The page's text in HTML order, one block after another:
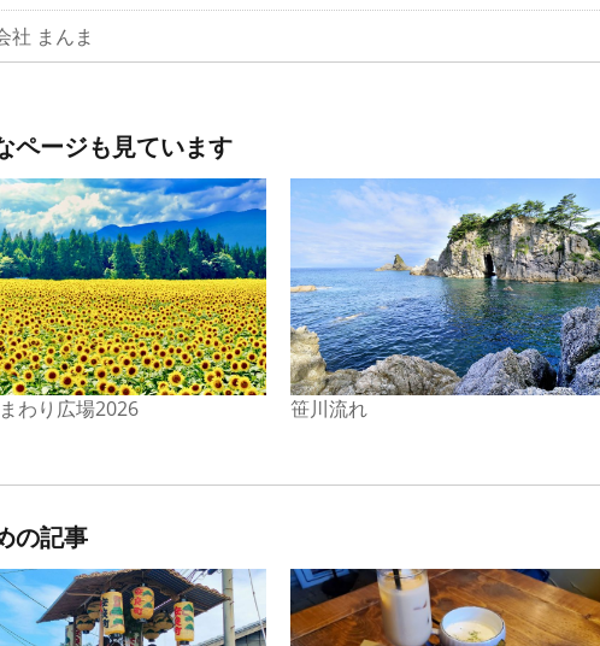
社 まんま
ページも見ています
わり広場2026 笹川流れ
の記事